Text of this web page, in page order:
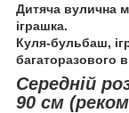
Дитяча вулична
іграшка.
Куля-бульбаш,
багаторазового
Середній
90 см